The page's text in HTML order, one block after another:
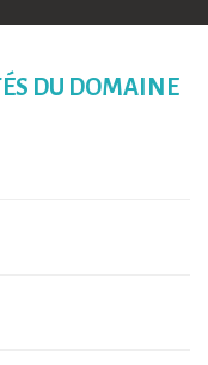
DU DOMAINE